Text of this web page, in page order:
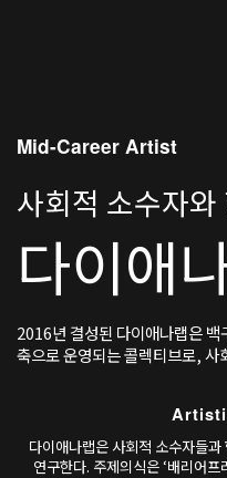
다이애나랩은 사회적 소수자들과
연구한다. 주제의식은 ‘배리어프
Mid-Career Artist
사회적 소수자
다이애
2016년 결성된 다이애나랩은
축으로 운영되는 콜렉티브로, 사